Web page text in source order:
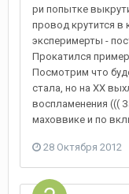
ри попытке
провод крутится в
эксперимерты -
Прокатился
Посмотрим что
стала, но на ХХ
воспламенения (((
маховвике и по
28 Октября 2012